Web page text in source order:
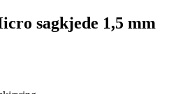
sagkjede 1,5 mm